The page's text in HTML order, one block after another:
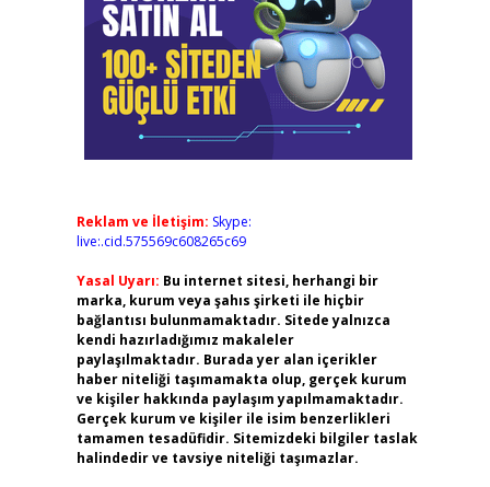
Reklam ve İletişim: Skype:
live:.cid.575569c608265c69
Yasal Uyarı: Bu internet sitesi, herhangi bir
marka, kurum veya şahıs şirketi ile hiçbir
bağlantısı bulunmamaktadır. Sitede yalnızca
kendi hazırladığımız makaleler
paylaşılmaktadır. Burada yer alan içerikler
haber niteliği taşımamakta olup, gerçek kurum
ve kişiler hakkında paylaşım yapılmamaktadır.
Gerçek kurum ve kişiler ile isim benzerlikleri
tamamen tesadüfidir. Sitemizdeki bilgiler taslak
halindedir ve tavsiye niteliği taşımazlar.